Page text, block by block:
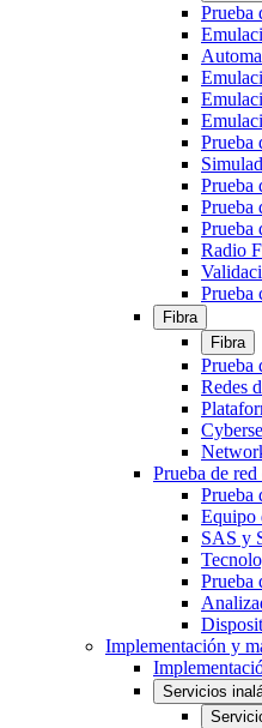
Prueba
Prueba
Prueba
Prueba
Prueba
Radio
Prueba
Fibra
Fibra
Prueba
Redes
Prueba de
Prueba
Equipo
SAS y
Prueba
Implementación y
Servicios